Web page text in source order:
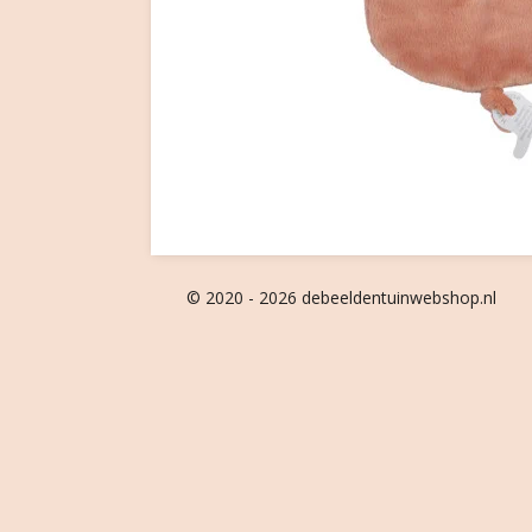
© 2020 - 2026 debeeldentuinwebshop.nl